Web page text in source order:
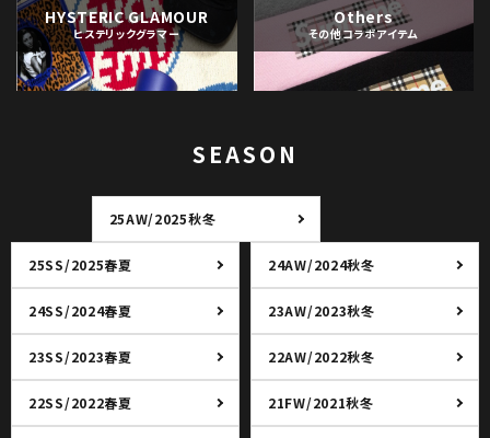
シーズンから探す
価格から探す
円 ～
円
在庫のない商品を表示する
絞り込んで検索する
HYSTERIC GLAMOUR
ヒステリックグラマー
Others
その他コラボアイテム
SEASON
25AW/2025秋冬
25SS/2025春夏 24AW/2024秋冬
24SS/2024春夏 23AW/2023秋冬
23SS/2023春夏 22AW/2022秋冬
22SS/2022春夏 21FW/2021秋冬